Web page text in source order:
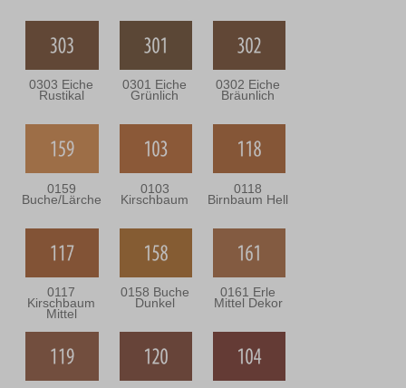
0303 Eiche
Rustikal
0301 Eiche
Grünlich
0302 Eiche
Bräunlich
0159
Buche/Lärche
0103
Kirschbaum
0118
Birnbaum Hell
0117
Kirschbaum
Mittel
0158 Buche
Dunkel
0161 Erle
Mittel Dekor